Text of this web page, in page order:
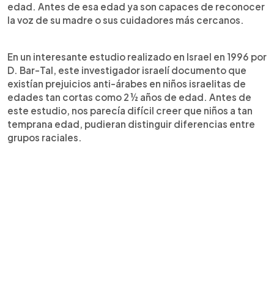
edad. Antes de esa edad ya son capaces de reconocer
la voz de su madre o sus cuidadores más cercanos.
En un interesante estudio realizado en Israel en 1996 por
D. Bar-Tal, este investigador israelí documento que
existían prejuicios anti-árabes en niños israelitas de
edades tan cortas como 2 ½ años de edad. Antes de
este estudio, nos parecía difícil creer que niños a tan
temprana edad, pudieran distinguir diferencias entre
grupos raciales.